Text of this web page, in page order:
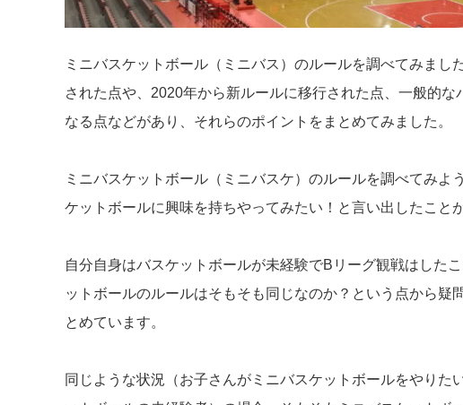
ミニバスケットボール（ミニバス）のルールを調べてみまし
された点や、2020年から新ルールに移行された点、一般的
なる点などがあり、それらのポイントをまとめてみました。
ミニバスケットボール（ミニバスケ）のルールを調べてみよ
ケットボールに興味を持ちやってみたい！と言い出したこと
自分自身はバスケットボールが未経験でBリーグ観戦はした
ットボールのルールはそもそも同じなのか？という点から疑
とめています。
同じような状況（お子さんがミニバスケットボールをやりた